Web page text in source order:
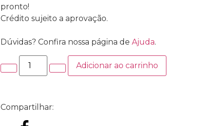
pronto!
Crédito sujeito a aprovação.
Dúvidas? Confira nossa página de Ajuda.
Adicionar ao carrinho
Compartilhar: